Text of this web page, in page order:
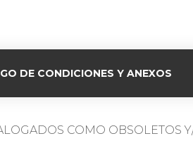
DE CONDICIONES Y ANEXOS
COMO OBSOLETOS